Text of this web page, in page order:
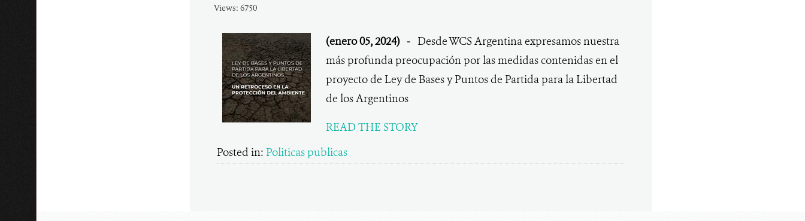
Views: 6750
(enero 05, 2024) - Desde WCS Argentina expresamos nuestra
más profunda preocupación por las medidas contenidas en el
proyecto de Ley de Bases y Puntos de Partida para la Libertad
de los Argentinos
READ THE STORY
Posted in: Politicas publicas